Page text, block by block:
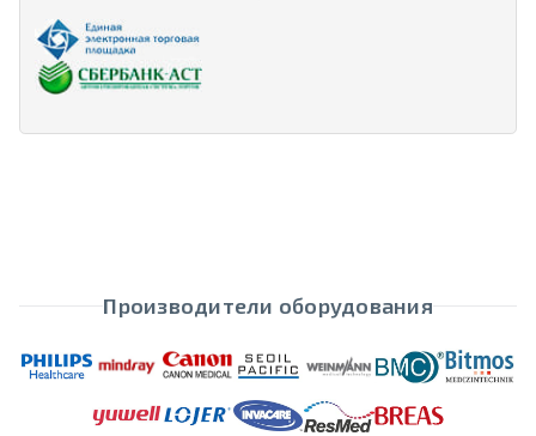
Производители оборудования